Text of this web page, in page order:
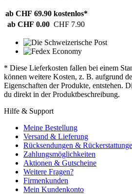
ab CHF 69.90 kostenlos*
ab CHF 0.00 CHF 7.90
* Diese Lieferkosten fallen bei einem
können weitere Kosten, z. B. aufgrund
Eigenschaften der Produkte, entstehen.
du direkt in der Produktbeschreibung.
Hilfe & Support
Meine Bestellung
Versand & Lieferung
Rücksendungen &
Zahlungsmöglichkeiten
Aktionen & Gutscheine
Weitere Fragen?
Firmenkunden
Mein Kundenkonto